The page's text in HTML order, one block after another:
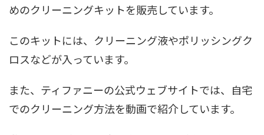
めのクリーニングキットを販売しています。
このキットには、クリーニング液やポリッシングク
ロスなどが入っています。
また、ティファニーの公式ウェブサイトでは、自宅
でのクリーニング方法を動画で紹介しています。